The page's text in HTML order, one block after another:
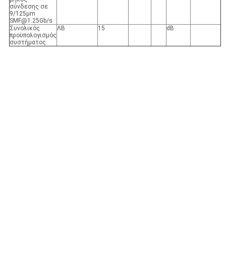
σύνδεσης σε
9/125μm
SMF@1.25Gb/s
Συνολικός
προϋπολογισμός
συστήματος
ΛΒ 15 dB